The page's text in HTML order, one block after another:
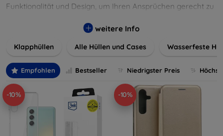
Funktionalität und Design, um Ihren Ansprüchen gerecht zu
Farben, um Ihren persönlichen Stil perfekt zu
weitere Info
Klapphüllen Alle Hüllen und Cases Wasserfeste
Empfohlen Bestseller Niedrigster Preis
-10% -10%